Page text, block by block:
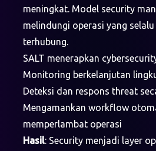
meningkat. Model security
melindungi operasi yang
terhubung.
SALT menerapkan
Monitoring berkelanjutan
Deteksi dan respons threat
Mengamankan workflow
memperlambat operasi
Hasil: Security menjadi layer